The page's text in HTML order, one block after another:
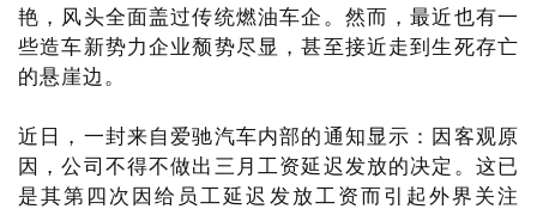
艳，风头全面盖过传统燃油车企。然而，最近也有一
些造车新势力企业颓势尽显，甚至接近走到生死存亡
的悬崖边。
近日，一封来自爱驰汽车内部的通知显示：因客观原
因，公司不得不做出三月工资延迟发放的决定。这已
是其第四次因给员工延迟发放工资而引起外界关注